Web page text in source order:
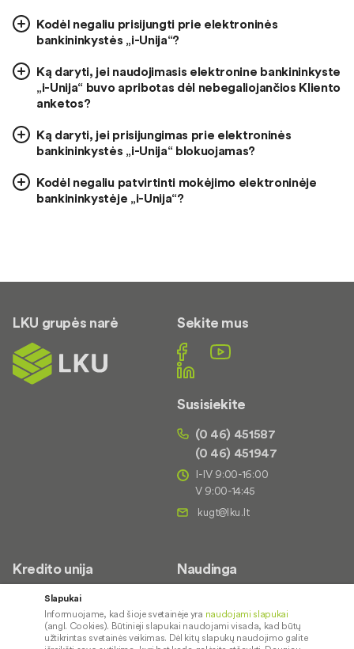
Kodėl negaliu prisijungti prie elektroninės
bankininkystės „i-Unija“?
Ką daryti, jei naudojimasis elektronine bankininkyste
„i-Unija“ buvo apribotas dėl nebegaliojančios Kliento
anketos?
Ką daryti, jei prisijungimas prie elektroninės
bankininkystės „i-Unija“ blokuojamas?
Kodėl negaliu patvirtinti mokėjimo elektroninėje
bankininkystėje „i-Unija“?
LKU grupės narė Sekite mus
Susisiekite
(0 46) 451587
(0 46) 451947
I-IV 9:00-16:00
V 9:00-14:45
Kredito unija
Apie mus
Kontaktai
Karjera
Naudinga
Palūkanų normos
Paslaugų teikimo sąlygos ir
Slapukai
Informuojame, kad šioje svetainėje yra naudojami slapukai
(angl. Cookies). Būtinieji slapukai naudojami visada, kad būtų
užtikrintas svetainės veikimas. Dėl kitų slapukų naudojimo galite